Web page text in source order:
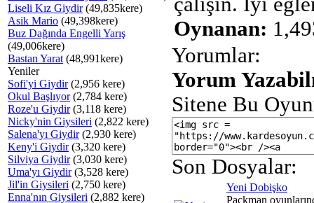
Liseli Kız Giydir(49,835kere)
Asik Mario (49,398kere)
Buz Dağında Engelli Yarış
(49,006kere)
Bastan Yarat (48,991kere)
Yeniler
Sofi'yi Giydir(2,956 kere)
Okul Başlıyor(2,784 kere)
Roze'u Giydir(3,118 kere)
Nicky'nin Giysileri (2,822 kere)
Salena'yı Giydir(2,930 kere)
Keny'i Giydir(3,320 kere)
Silviya Giydir(3,030 kere)
Uma'yı Giydir(3,528 kere)
Jil'in Giysileri (2,750 kere)
Enna'nın Giysileri (2,882 kere)
Oynanan:
Yorumlar:
Yorum
Sitene Bu
Son Dosyalar:
Yeni Dobişko
Packman